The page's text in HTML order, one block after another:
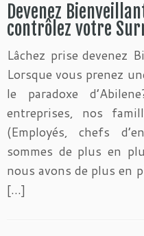
Devenez
contrôlez votre
Lâchez prise devenez
Lorsque vous prenez
le paradoxe
entreprises, nos
(Employés, chefs
sommes de plus en
nous avons de plus en
[…]